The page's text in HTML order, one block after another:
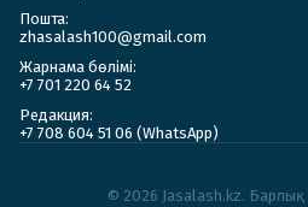
Пошта:
zhasalash100@gmail.com
Жарнама бөлімі:
+7 701 220 64 52
Редакция:
+7 708 604 51 06 (WhatsApp)
© 2026 Jasalash.kz. Барлық